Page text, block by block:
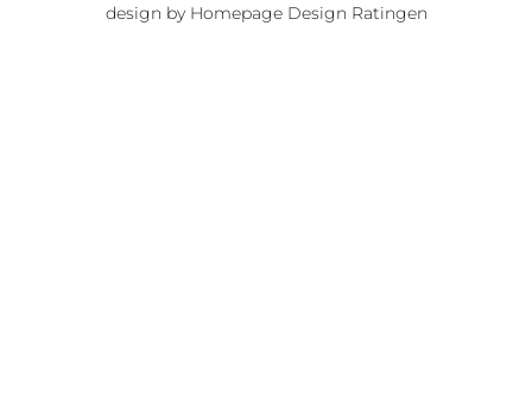
design by Homepage Design Ratingen